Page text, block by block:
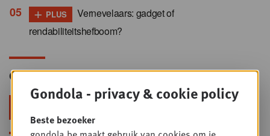
+ PLUS
Vernevelaars: gadget of
rendabiliteitshefboom?
Gondola Newsletter
Blijf voorop in retail & foodservice!
Gondola - privacy & cookie policy
Beste bezoeker